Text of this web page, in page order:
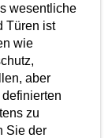
wesentliche
Türen ist
wie
aber
zu
Sie der